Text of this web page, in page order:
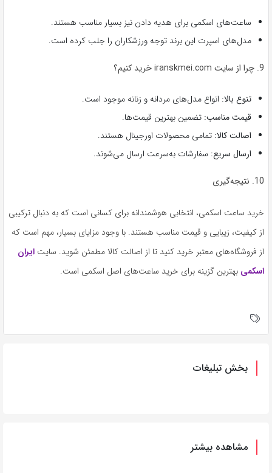
ساعت‌های اسکمی برای هدیه دادن نیز بسیار مناسب هستند.
مدل‌های اسپرت این برند توجه ورزشکاران را جلب کرده است.
9. چرا از سایت iranskmei.com خرید کنیم؟
تنوع بالا: انواع مدل‌های مردانه و زنانه موجود است.
قیمت مناسب: تضمین بهترین قیمت‌ها.
اصالت کالا: تمامی محصولات اورجینال هستند.
ارسال سریع: سفارشات به‌سرعت ارسال می‌شوند.
10. نتیجه‌گیری
خرید ساعت اسکمی، انتخابی هوشمندانه برای کسانی است که به دنبال ترکیبی
از کیفیت، زیبایی و قیمت مناسب هستند. با وجود مزایای بسیار، مهم است که
از فروشگاه‌های معتبر خرید کنید تا از اصالت کالا مطمئن شوید. سایت ایران
اسکمی بهترین گزینه برای خرید ساعت‌های اصل اسکمی است.
بخش تبلیغات
مشاهده بیشتر